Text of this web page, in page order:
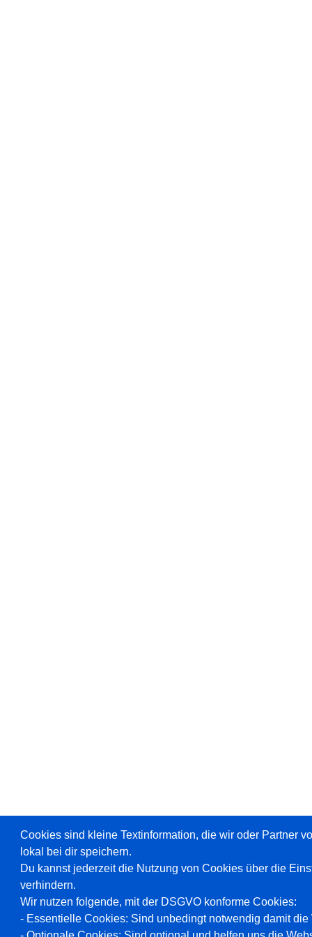
Cookies sind kleine Textinformation, die wir oder Partner
lokal bei dir speichern.
Du kannst jederzeit die Nutzung von Cookies über die
verhindern.
Wir nutzen folgende, mit der DSGVO konforme Cookies:
- Essentielle Cookies: Sind unbedingt notwendig damit